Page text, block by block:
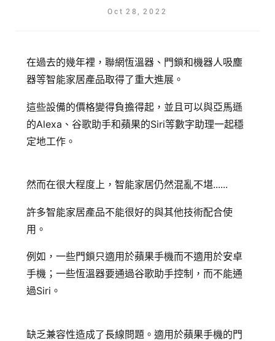
Oct 28 2022
在過去的幾年裡，聯網恆溫器、門鎖和機器人吸塵
器等智能家居產品取得了重大進展。
這些設備的價格變得負擔得起，並且可以與亞馬遜
的Alexa、谷歌助手和蘋果的Siri等數字助理一起穩
定地工作。
然而在很大程度上，智能家居仍然混亂不堪......
許多智能家居產品不能很好的與其他技術配合使
用。
例如，一些門鎖只適用於蘋果手機而不適用於安卓
手機；一些恆溫器要通過谷歌助手控制，而不能通
過Siri。
缺乏兼容性造成了長線問題。適用於蘋果手機的門
登入會員
快速連結
追蹤我的訂單
會員資料管理
加入 JARVIS VIP